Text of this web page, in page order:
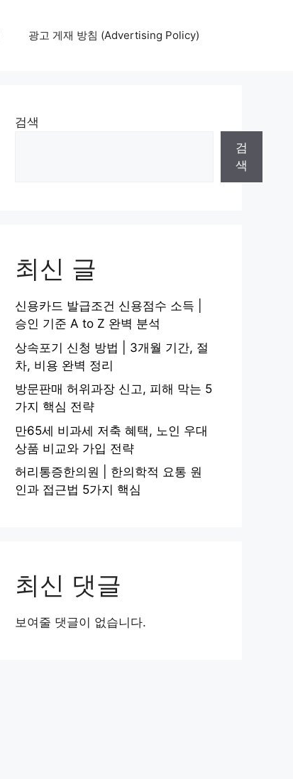
광고 게재 방침 (Advertising Policy)
검색
검
색
최신 글
신용카드 발급조건 신용점수 소득 |
승인 기준 A to Z 완벽 분석
상속포기 신청 방법 | 3개월 기간, 절
차, 비용 완벽 정리
방문판매 허위과장 신고, 피해 막는 5
가지 핵심 전략
만65세 비과세 저축 혜택, 노인 우대
상품 비교와 가입 전략
허리통증한의원 | 한의학적 요통 원
인과 접근법 5가지 핵심
최신 댓글
보여줄 댓글이 없습니다.